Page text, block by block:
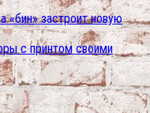
«бин» застроит новую
с принтом своими